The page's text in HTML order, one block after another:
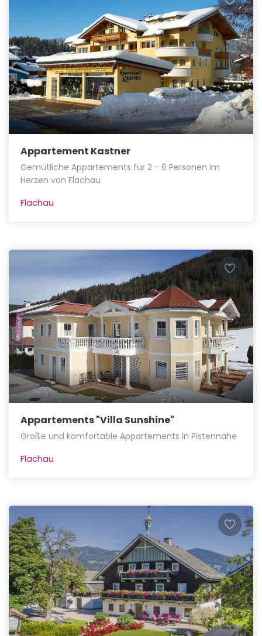
Appartement Kastner
Gemütliche Appartements für 2 - 6 Personen im
Herzen von Flachau
Flachau
Appartements "Villa Sunshine"
Große und komfortable Appartements in Pistennähe
Flachau